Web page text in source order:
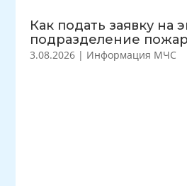
Как подать заявку на
подразделение
3.08.2026 | Информация МЧС